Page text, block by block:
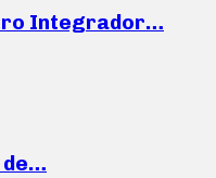
Integrador…
de…